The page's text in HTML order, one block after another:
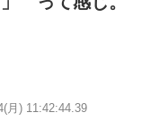
月) 11:42:44.39